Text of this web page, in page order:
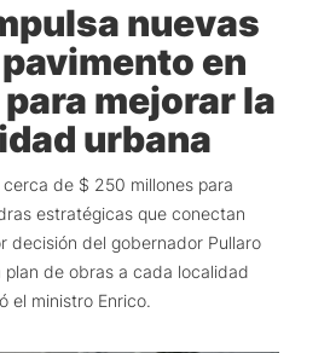
nuevas
en
mejorar la
urbana
de $ 250 millones para
estratégicas que conectan
decisión del gobernador Pullaro
de obras a cada localidad
el ministro Enrico.